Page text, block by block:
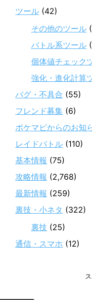
ツール (42)
その他のツール
バトル系ツール
個体値チェック
強化・進化計算
バグ・不具合 (55)
フレンド募集 (6)
ポケマピからのお知
レイドバトル (110)
基本情報 (75)
攻略情報 (2,768)
最新情報 (259)
裏技・小ネタ (322)
裏技 (25)
通信・スマホ (12)